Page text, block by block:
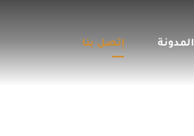
المدونة إتصل بنا